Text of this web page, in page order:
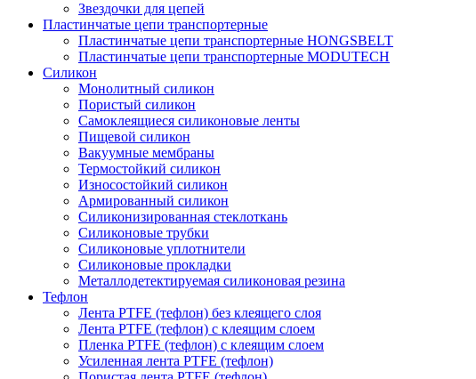
Звездочки для цепей
Пластинчатые цепи транспортерные
Пластинчатые цепи транспортерные HONGSBELT
Пластинчатые цепи транспортерные MODUTECH
Силикон
Монолитный силикон
Пористый силикон
Самоклеящиеся силиконовые ленты
Пищевой силикон
Вакуумные мембраны
Термостойкий силикон
Износостойкий силикон
Армированный силикон
Силиконизированная стеклоткань
Силиконовые трубки
Силиконовые уплотнители
Силиконовые прокладки
Металлодетектируемая силиконовая резина
Тефлон
Лента PTFE (тефлон) без клеящего слоя
Лента PTFE (тефлон) с клеящим слоем
Пленка PTFE (тефлон) с клеящим слоем
Усиленная лента PTFE (тефлон)